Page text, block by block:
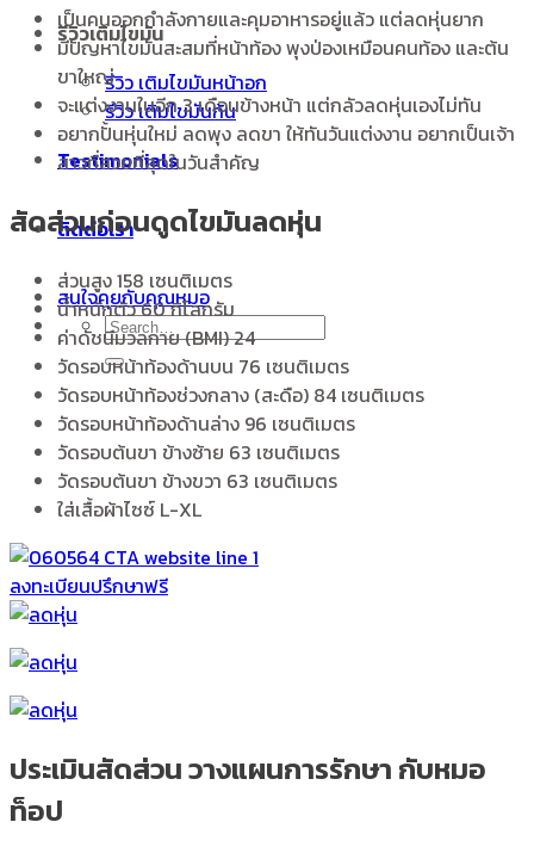
รีวิวเติมไขมัน
รีวิว เติมไขมันหน้าอก
รีวิว เติมไขมันก้น
Testimonials
ติดต่อเรา
สนใจคุยกับคุณหมอ
เป็นคนออกกำลังกายและคุมอาหารอยู่แล้ว แต่ลดหุ่นยาก
มีปัญหาไขมันสะสมที่หน้าท้อง พุงป่องเหมือนคนท้อง และต้น
ขาใหญ่
จะแต่งงานในอีก 3 เดือนข้างหน้า แต่กลัวลดหุ่นเองไม่ทัน
อยากปั้นหุ่นใหม่ ลดพุง ลดขา ให้ทันวันแต่งงาน อยากเป็นเจ้า
สาวที่สวยที่สุดในวันสำคัญ
สัดส่วนก่อนดูดไขมันลดหุ่น
ส่วนสูง 158 เซนติเมตร
น้ำหนักตัว 60 กิโลกรัม
ค่าดัชนีมวลกาย (BMI) 24
วัดรอบหน้าท้องด้านบน 76 เซนติเมตร
วัดรอบหน้าท้องช่วงกลาง (สะดือ) 84 เซนติเมตร
วัดรอบหน้าท้องด้านล่าง 96 เซนติเมตร
วัดรอบต้นขา ข้างซ้าย 63 เซนติเมตร
วัดรอบต้นขา ข้างขวา 63 เซนติเมตร
ใส่เสื้อผ้าไซซ์ L-XL
ลงทะเบียนปรึกษาฟรี
ประเมินสัดส่วน วางแผนการรักษา กับหมอ
ท็อป